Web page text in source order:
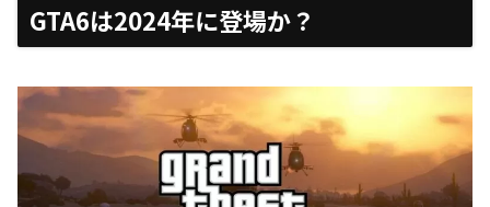
GTA6は2024年に登場か？